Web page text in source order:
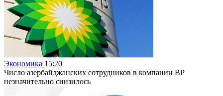
Экономика 15:20
Число азербайджанских сотрудников в компании BP
незначительно снизилось